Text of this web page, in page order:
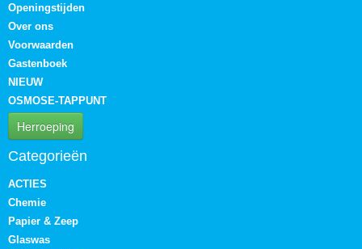
Openingstijden
Over ons
Voorwaarden
Gastenboek
NIEUW
OSMOSE-TAPPUNT
Herroeping
Categorieën
ACTIES
Chemie
Papier & Zeep
Glaswas